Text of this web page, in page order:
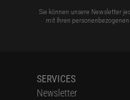
Sie können unsere Newsletter
mit Ihren
SERVICES
Newsletter